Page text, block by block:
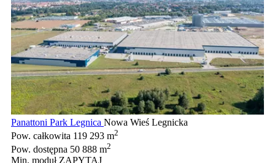
Panattoni Park Legnica Nowa Wieś Legnicka
Pow. całkowita 119 293 m2
Pow. dostępna 50 888 m2
Min. moduł ZAPYTAJ